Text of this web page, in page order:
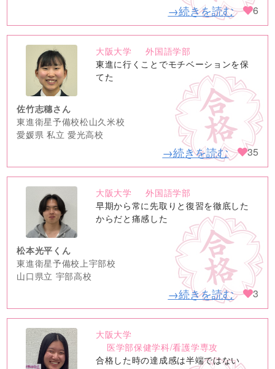
→続きを読む 6
no
image
大阪大学
外国語学部
東進に行くことでモチベーションを保
てた
佐竹志穗さん
東進衛星予備校松山久米校
愛媛県 私立 愛光高校
→続きを読む 35
no
image
大阪大学
外国語学部
早期から常に先取りと復習を徹底した
からだと痛感した
松本光平くん
東進衛星予備校上宇部校
山口県立 宇部高校
→続きを読む 3
no
image
大阪大学
医学部保健学科/看護学専攻
合格した時の達成感は半端ではない